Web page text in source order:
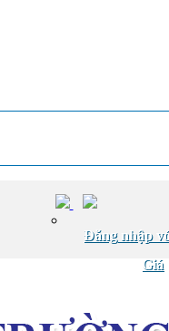
Đăng nhập
Giá